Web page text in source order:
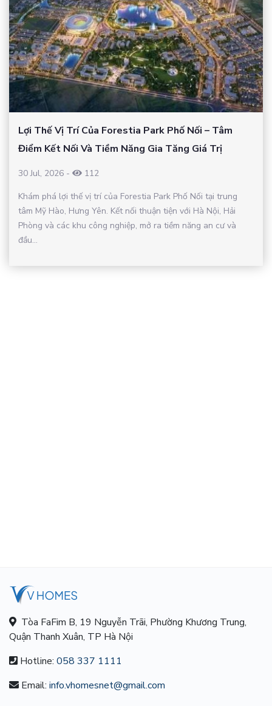
Lợi Thế Vị Trí Của Forestia Park Phố Nối – Tâm
Điểm Kết Nối Và Tiềm Năng Gia Tăng Giá Trị
30 Jul, 2026 -
112
Khám phá lợi thế vị trí của Forestia Park Phố Nối tại trung
tâm Mỹ Hào, Hưng Yên. Kết nối thuận tiện với Hà Nội, Hải
Phòng và các khu công nghiệp, mở ra tiềm năng an cư và
đầu...
Tòa FaFim B, 19 Nguyễn Trãi, Phường Khương Trung,
Quận Thanh Xuân, TP Hà Nội
Hotline: 058 337 1111
Email: info.vhomesnet@gmail.com